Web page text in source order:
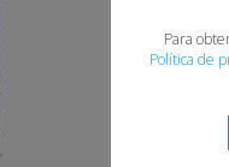
Para
Política de